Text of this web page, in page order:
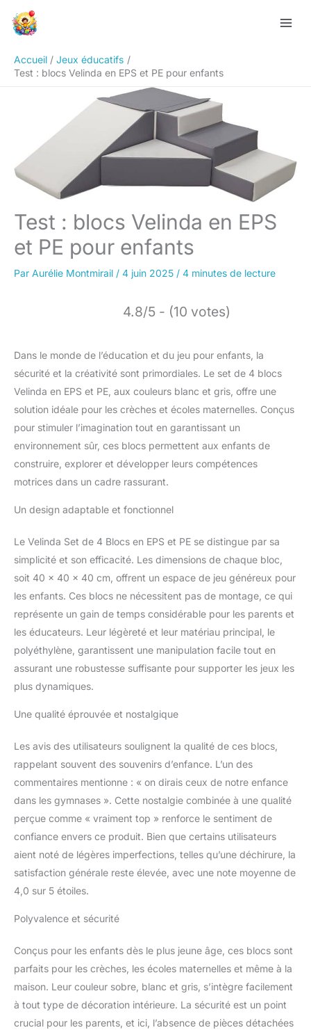
Accueil
Jeux éducatifs
Test : blocs Velinda en EPS et PE pour enfants
Test : blocs Velinda en EPS
et PE pour enfants
Par Aurélie Montmirail / 4 juin 2025 / 4 minutes de lecture
4.8/5 - (10 votes)
Dans le monde de l’éducation et du jeu pour enfants, la
sécurité et la créativité sont primordiales. Le set de 4 blocs
Velinda en EPS et PE, aux couleurs blanc et gris, offre une
solution idéale pour les crèches et écoles maternelles. Conçus
pour stimuler l’imagination tout en garantissant un
environnement sûr, ces blocs permettent aux enfants de
construire, explorer et développer leurs compétences
motrices dans un cadre rassurant.
Un design adaptable et fonctionnel
Le Velinda Set de 4 Blocs en EPS et PE se distingue par sa
simplicité et son efficacité. Les dimensions de chaque bloc,
soit 40 x 40 x 40 cm, offrent un espace de jeu généreux pour
les enfants. Ces blocs ne nécessitent pas de montage, ce qui
représente un gain de temps considérable pour les parents et
les éducateurs. Leur légèreté et leur matériau principal, le
polyéthylène, garantissent une manipulation facile tout en
assurant une robustesse suffisante pour supporter les jeux les
plus dynamiques.
Une qualité éprouvée et nostalgique
Les avis des utilisateurs soulignent la qualité de ces blocs,
rappelant souvent des souvenirs d’enfance. L’un des
commentaires mentionne : « on dirais ceux de notre enfance
dans les gymnases ». Cette nostalgie combinée à une qualité
perçue comme « vraiment top » renforce le sentiment de
confiance envers ce produit. Bien que certains utilisateurs
aient noté de légères imperfections, telles qu’une déchirure, la
satisfaction générale reste élevée, avec une note moyenne de
4,0 sur 5 étoiles.
Polyvalence et sécurité
Conçus pour les enfants dès le plus jeune âge, ces blocs sont
parfaits pour les crèches, les écoles maternelles et même à la
maison. Leur couleur sobre, blanc et gris, s’intègre facilement
à tout type de décoration intérieure. La sécurité est un point
crucial pour les parents, et ici, l’absence de pièces détachées
Rechercher